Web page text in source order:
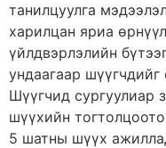
танилцуулга
харилцан яриа
үйлдвэрлэлийн
ундаагаар
Шүүгчид сургуулиар
шүүхийн
5 шатны шүүх